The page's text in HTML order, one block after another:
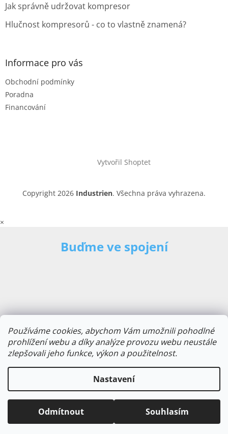
Používáme cookies, abychom Vám umožnili pohodlné
prohlížení webu a díky analýze provozu webu neustále
zlepšovali jeho funkce, výkon a použitelnost.
Nastavení
Odmítnout Souhlasím
Jak správně udržovat kompresor
Hlučnost kompresorů - co to vlastně znamená?
Informace pro vás
Obchodní podmínky
Poradna
Financování
Vytvořil Shoptet
Copyright 2026 Industrien. Všechna práva vyhrazena.
×
Buďme ve spojení
E-mailová adresa
Odebírat novinky